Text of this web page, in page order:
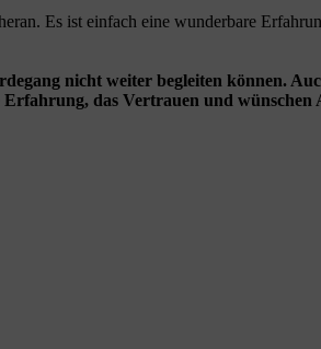
Es ist einfach eine wunderbare
nicht weiter begleiten können.
das Vertrauen und wünschen